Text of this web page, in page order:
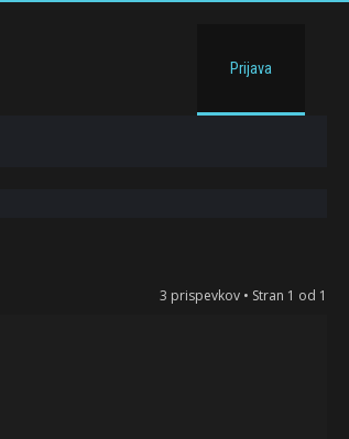
Prijava
3 prispevkov • Stran 1 od 1